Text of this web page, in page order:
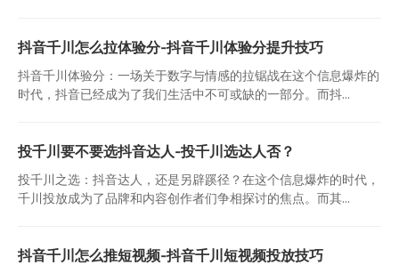
抖音千川怎么拉体验分-抖音千川体验分提升技巧
抖音千川体验分：一场关于数字与情感的拉锯战在这个信息爆炸的
时代，抖音已经成为了我们生活中不可或缺的一部分。而抖...
投千川要不要选抖音达人-投千川选达人否？
投千川之选：抖音达人，还是另辟蹊径？在这个信息爆炸的时代，
千川投放成为了品牌和内容创作者们争相探讨的焦点。而其...
抖音千川怎么推短视频-抖音千川短视频投放技巧